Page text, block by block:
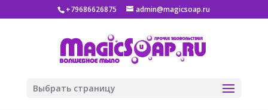
+79686626875 admin@magicsoap.ru
Выбрать страницу